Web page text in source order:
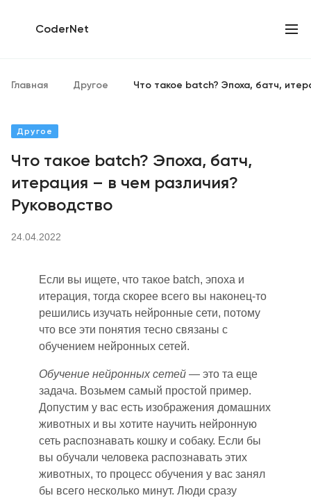
CoderNet
Главная Другое Что такое batch? Эпоха, батч,
Другое
Что такое batch? Эпоха, батч,
итерация – в чем различия?
Руководство
24.04.2022
Если вы ищете, что такое batch, эпоха и
итерация, тогда скорее всего вы наконец-то
решились изучать нейронные сети, потому
что все эти понятия тесно связаны с
обучением нейронных сетей.
Обучение нейронных сетей — это та еще
задача. Возьмем самый простой пример.
Допустим у вас есть изображения домашних
животных и вы хотите научить нейронную
сеть распознавать кошку и собаку. Если бы
вы обучали человека распознавать этих
животных, то процесс обучения у вас занял
бы всего несколько минут. Люди сразу